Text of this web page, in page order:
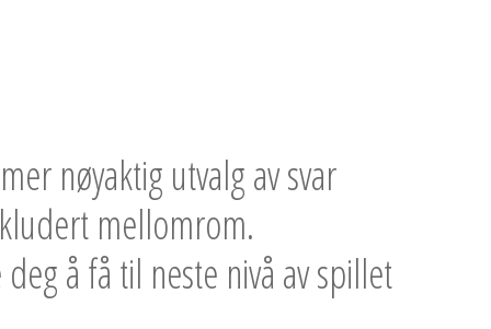
nøyaktig utvalg av svar
mellomrom.
å få til neste nivå av spillet